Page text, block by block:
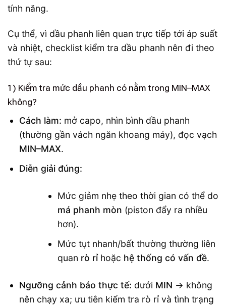
tính năng.
Cụ thể, vì dầu phanh liên quan trực tiếp tới áp suất
và nhiệt, checklist kiểm tra dầu phanh nên đi theo
thứ tự sau:
1) Kiểm tra mức dầu phanh có nằm trong MIN–MAX
không?
Cách làm: mở capo, nhìn bình dầu phanh
(thường gần vách ngăn khoang máy), đọc vạch
MIN–MAX.
Diễn giải đúng:
Mức giảm nhẹ theo thời gian có thể do
má phanh mòn (piston đẩy ra nhiều
hơn).
Mức tụt nhanh/bất thường thường liên
quan rò rỉhoặc hệ thống có vấn đề.
Ngưỡng cảnh báo thực tế: dưới MIN → không
nên chạy xa; ưu tiên kiểm tra rò rỉ và tình trạng